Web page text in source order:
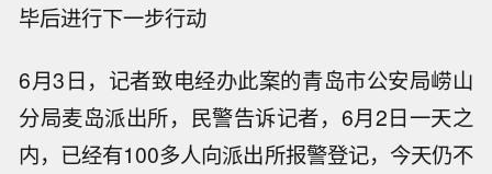
毕后进行下一步行动
6月3日，记者致电经办此案的青岛市公安局崂山
分局麦岛派出所，民警告诉记者，6月2日一天之
内，已经有100多人向派出所报警登记，今天仍不